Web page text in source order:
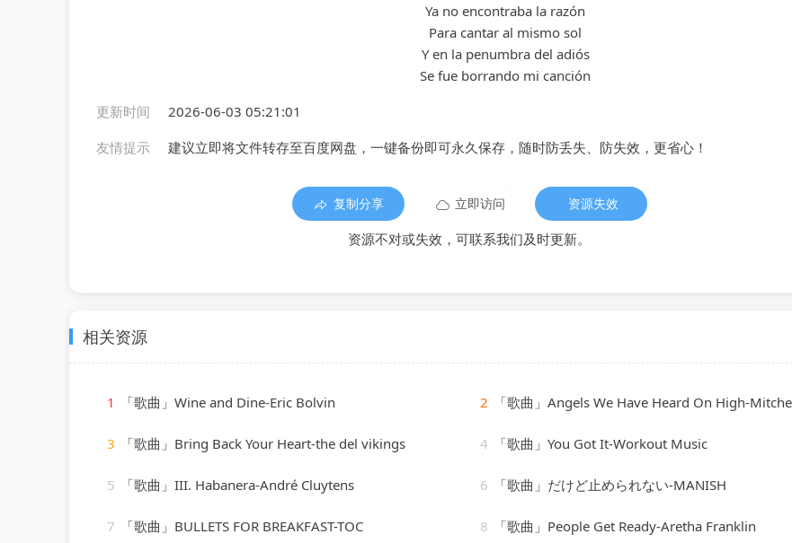
Ya no encontraba la razón
Para cantar al mismo sol
Y en la penumbra del adiós
Se fue borrando mi canción
更新时间
2026-06-03 05:21:01
友情提示
建议立即将文件转存至百度网盘，一键备份即可永久保存，随时防丢失、防失效，更省心！
复制分享 立即访问 资源失效
资源不对或失效，可联系我们及时更新。
相关资源
1 「歌曲」Wine and Dine-Eric Bolvin 2 「歌曲」Angels We Have Heard On High-Mitchell
3 「歌曲」Bring Back Your Heart-the del vikings 4 「歌曲」You Got It-Workout Music
5 「歌曲」III. Habanera-André Cluytens 6 「歌曲」だけど止められない-MANISH
7 「歌曲」BULLETS FOR BREAKFAST-TOC 8 「歌曲」People Get Ready-Aretha Franklin